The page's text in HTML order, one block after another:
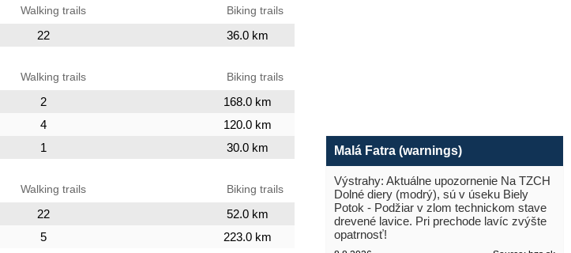
Walking trails Biking trails
22 36.0 km
Walking trails Biking trails
2
168.0 km
4
120.0 km
1 30.0 km
Walking trails Biking trails
22
52.0 km
5 223.0 km
Malá Fatra (warnings)
Výstrahy: Aktuálne upozornenie Na TZCH
Dolné diery (modrý), sú v úseku Biely
Potok - Podžiar v zlom technickom stave
drevené lavice. Pri prechode lavíc zvýšte
opatrnosť!